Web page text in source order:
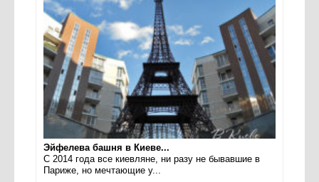
Эйфелева башня в Киеве...
С 2014 года все киевляне, ни разу не бывавшие в
Париже, но мечтающие у...